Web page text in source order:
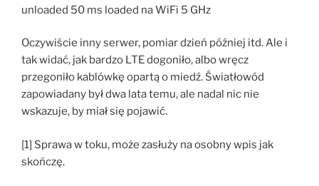
unloaded 50 ms loaded na WiFi 5 GHz
Oczywiście inny serwer, pomiar dzień później itd. Ale i
tak widać, jak bardzo LTE dogoniło, albo wręcz
przegoniło kablówkę opartą o miedź. Światłowód
zapowiadany był dwa lata temu, ale nadal nic nie
wskazuje, by miał się pojawić.
[1] Sprawa w toku, może zasłuży na osobny wpis jak
skończę.